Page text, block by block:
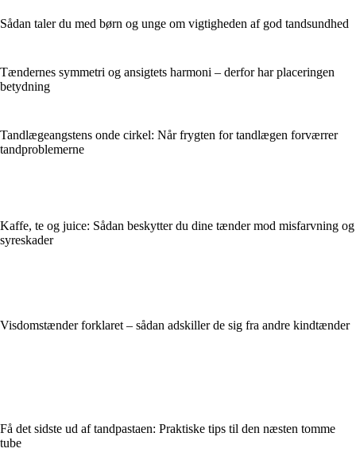
Sådan taler du med børn og unge om vigtigheden af god tandsundhed
Tændernes symmetri og ansigtets harmoni – derfor har placeringen
betydning
Tandlægeangstens onde cirkel: Når frygten for tandlægen forværrer
tandproblemerne
Kaffe, te og juice: Sådan beskytter du dine tænder mod misfarvning og
syreskader
Visdomstænder forklaret – sådan adskiller de sig fra andre kindtænder
Få det sidste ud af tandpastaen: Praktiske tips til den næsten tomme
tube